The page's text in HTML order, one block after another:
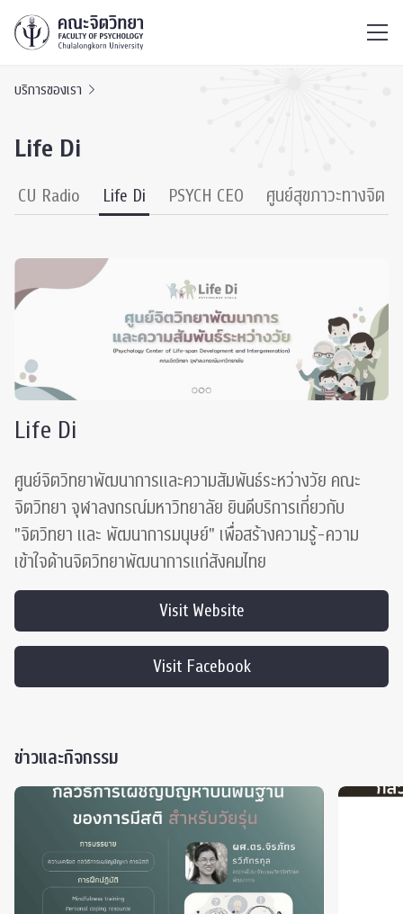
บริการของเรา
Life Di
CU Radio Life Di PSYCH CEO ศูนย์สุขภาวะทางจิต
Life Di
ศูนย์จิตวิทยาพัฒนาการและความสัมพันธ์ระหว่างวัย คณะ
จิตวิทยา จุฬาลงกรณ์มหาวิทยาลัย ยินดีบริการเกี่ยวกับ
"จิตวิทยา และ พัฒนาการมนุษย์" เพื่อสร้างความรู้-ความ
เข้าใจด้านจิตวิทยาพัฒนาการแก่สังคมไทย
Visit Website
Visit Facebook
ข่าวและกิจกรรม